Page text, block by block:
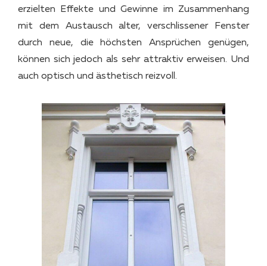
erzielten Effekte und Gewinne im Zusammenhang
mit dem Austausch alter, verschlissener Fenster
durch neue, die höchsten Ansprüchen genügen,
können sich jedoch als sehr attraktiv erweisen. Und
auch optisch und ästhetisch reizvoll.